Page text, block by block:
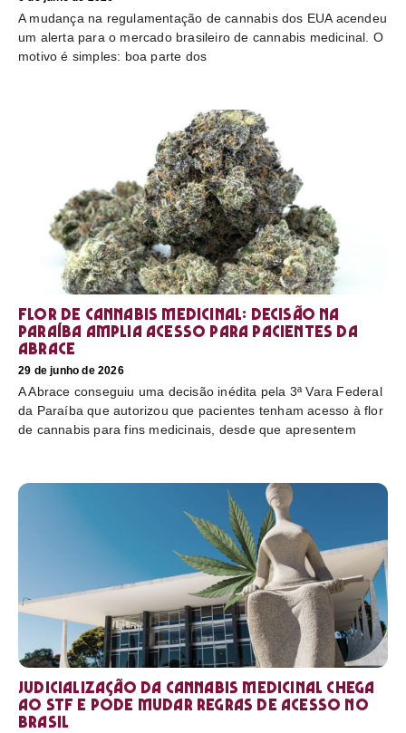
A mudança na regulamentação de cannabis dos EUA acendeu
um alerta para o mercado brasileiro de cannabis medicinal. O
motivo é simples: boa parte dos
Flor de cannabis medicinal: decisão na
Paraíba amplia acesso para pacientes da
Abrace
29 de junho de 2026
A Abrace conseguiu uma decisão inédita pela 3ª Vara Federal
da Paraíba que autorizou que pacientes tenham acesso à flor
de cannabis para fins medicinais, desde que apresentem
Judicialização da cannabis medicinal chega
ao STF e pode mudar regras de acesso no
Brasil